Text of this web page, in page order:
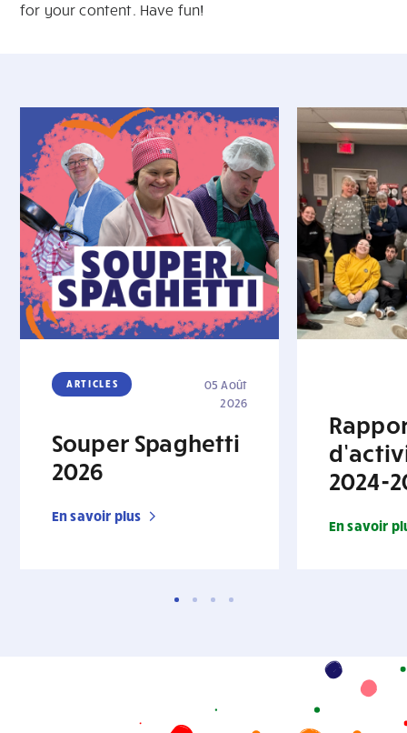
for your content. Have fun!
ARTICLES
05 Août
2026
Souper Spaghetti
2026
En savoir plus
2024-
En savoir